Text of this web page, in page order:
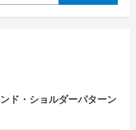
ド・ショルダーパターン